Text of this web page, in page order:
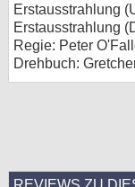
Erstausstrahlung (
Erstausstrahlung (
Regie: Peter
Drehbuch: